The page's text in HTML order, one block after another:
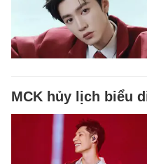
MCK hủy lịch biểu